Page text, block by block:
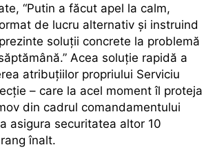
“Putin a făcut apel la calm,
de lucru alternativ și instruind
soluții concrete la problemă
Acea soluție rapidă a
atribuțiilor propriului Serviciu
– care la acel moment îl proteja
din cadrul comandamentului
asigura securitatea altor 10
înalt.